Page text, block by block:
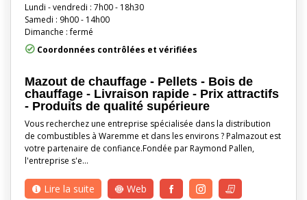
Lundi - vendredi : 7h00 - 18h30
Samedi : 9h00 - 14h00
Dimanche : fermé
Coordonnées contrôlées et vérifiées
Mazout de chauffage - Pellets - Bois de
chauffage - Livraison rapide - Prix attractifs
- Produits de qualité supérieure
Vous recherchez une entreprise spécialisée dans la distribution
de combustibles à Waremme et dans les environs ? Palmazout est
votre partenaire de confiance.Fondée par Raymond Pallen,
l'entreprise s'e…
Lire la suite Web